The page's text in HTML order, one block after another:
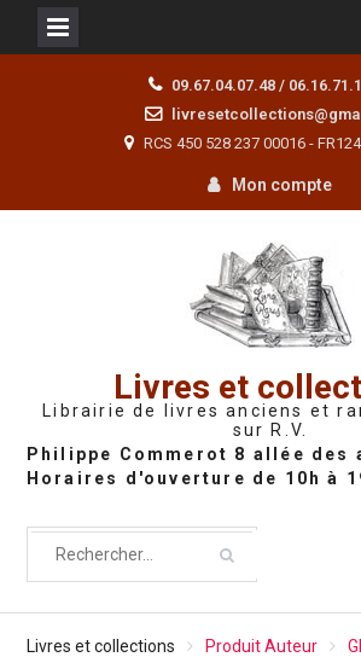
09.67.04.07.48 /
RCS 450 528 237 00016 -
Mon compte
Livres et
Librairie de livres anciens et
sur R.V.
Livres et collections Produit Auteur